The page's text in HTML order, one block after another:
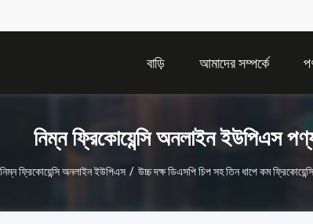
বাড়ি আমাদের সম্পর্কে
নিম্ন ফ্রিকোয়েন্সি অনলাইন ইউপিএস
নিম্ন ফ্রিকোয়েন্সি অনলাইন ইউপিএস / উচ্চ দক্ষ ডিএসপি চিপ সহ তিন ধাপে কম